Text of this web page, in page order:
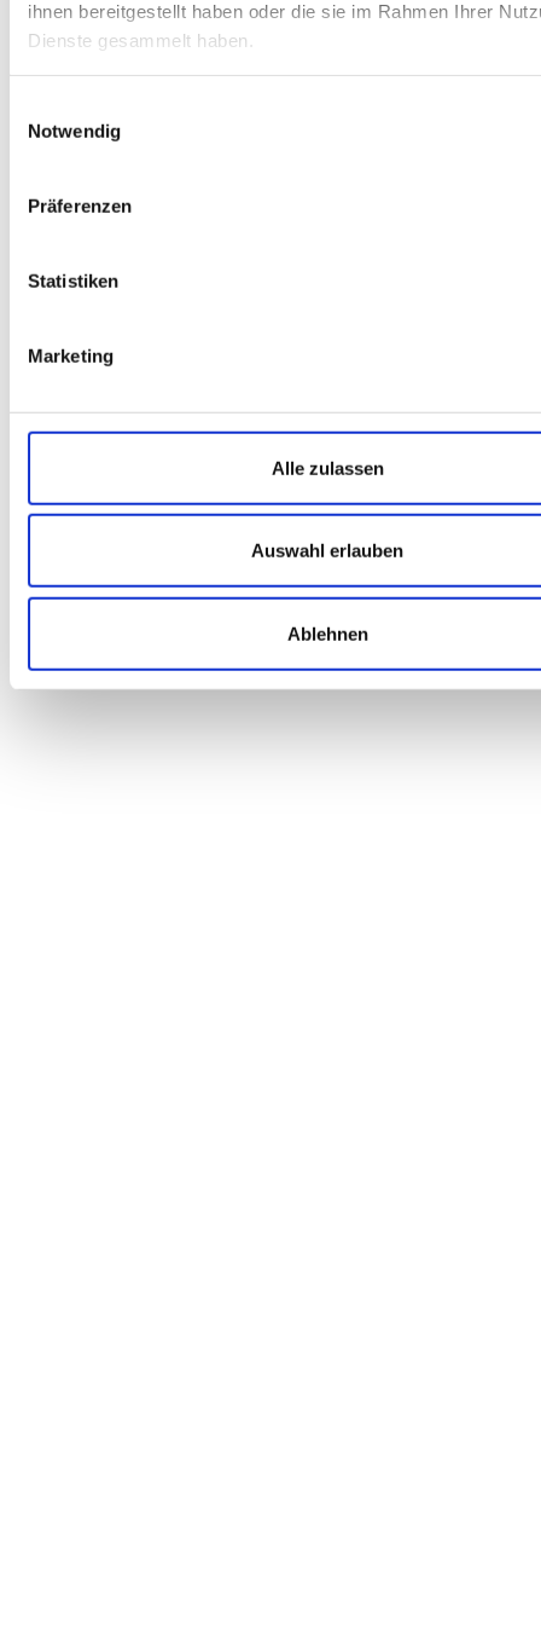
ihnen bereitgestellt haben oder die sie im Rahmen Ihrer
Dienste gesammelt haben.
Notwendig
Präferenzen
Statistiken
Marketing
Alle zulassen
Auswahl erlauben
Ablehnen